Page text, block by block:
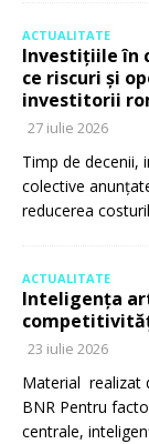
ACTUALITATE
Investițiile în
ce riscuri și
investitorii
27 iulie 2026
Timp de decenii,
colective
reducerea
ACTUALITATE
Inteligența
23 iulie 2026
Material realizat
BNR Pentru
centrale,